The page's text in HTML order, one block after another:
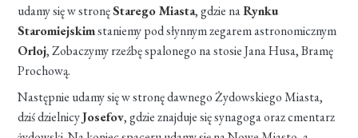
udamy się w stronęStarego Miasta, gdzie naRynku
Staromiejskimstaniemy pod słynnym zegarem astronomicznym
Orloj, Zobaczymy rzeźbę spalonego na stosie Jana Husa, Bramę
Prochową.
Następnie udamy się w stronę dawnego Żydowskiego Miasta,
dziś dzielnicyJosefov, gdzie znajduje się synagoga oraz cmentarz